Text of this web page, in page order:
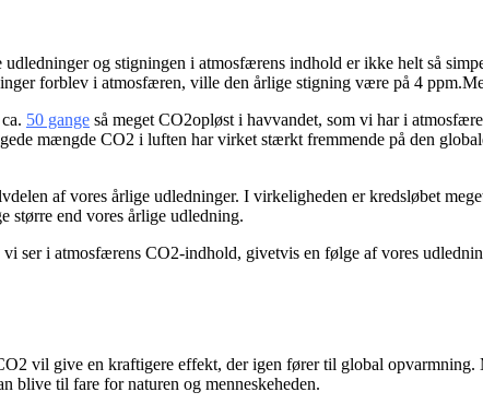
udledninger og stigningen i atmosfærens indhold er ikke helt så
forblev i atmosfæren, ville den årlige stigning være på 4
50 gange så meget CO2opløst i havvandet, som vi har i
mængde CO2 i luften har virket stærkt fremmende på den
af vores årlige udledninger. I virkeligheden er kredsløbet
større end vores årlige udledning.
vi ser i atmosfærens CO2-indhold, givetvis en følge af vores
2 vil give en kraftigere effekt, der igen fører til global
blive til fare for naturen og menneskeheden.